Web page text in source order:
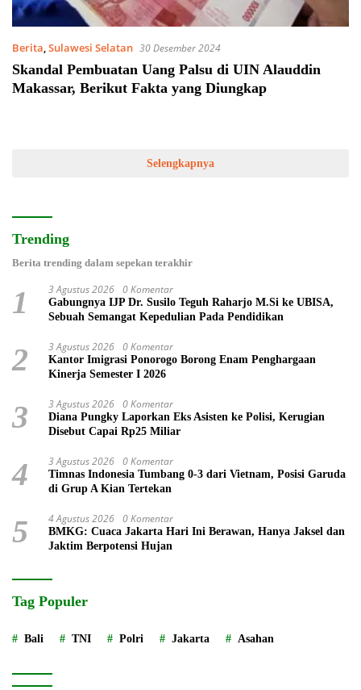
Berita,Sulawesi Selatan 30 Desember 2024
Skandal Pembuatan Uang Palsu di UIN Alauddin
Makassar, Berikut Fakta yang Diungkap
Selengkapnya
Trending
Berita trending dalam sepekan terakhir
1 3 Agustus 2026 0 Komentar
Gabungnya IJP Dr. Susilo Teguh Raharjo M.Si ke UBISA,
Sebuah Semangat Kepedulian Pada Pendidikan
2 3 Agustus 2026 0 Komentar
Kantor Imigrasi Ponorogo Borong Enam Penghargaan
Kinerja Semester I 2026
3 3 Agustus 2026 0 Komentar
Diana Pungky Laporkan Eks Asisten ke Polisi, Kerugian
Disebut Capai Rp25 Miliar
4 3 Agustus 2026 0 Komentar
Timnas Indonesia Tumbang 0-3 dari Vietnam, Posisi Garuda
di Grup A Kian Tertekan
5 4 Agustus 2026 0 Komentar
BMKG: Cuaca Jakarta Hari Ini Berawan, Hanya Jaksel dan
Jaktim Berpotensi Hujan
Tag Populer
Bali TNI Polri Jakarta Asahan